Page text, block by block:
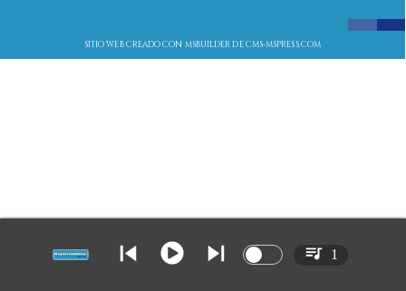
SITIO WEB CREADO CON MSBUILDER DE CMS-MSPRESS.COM
1